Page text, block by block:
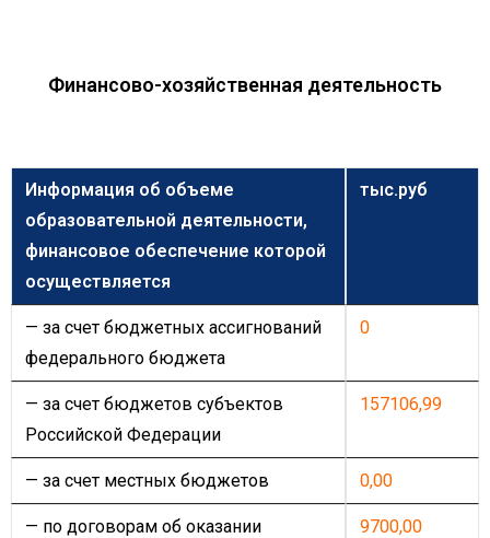
Финансово-хозяйственная деятельность
Информация об объеме
образовательной деятельности,
финансовое обеспечение которой
осуществляется
тыс.руб
— за счет бюджетных ассигнований
федерального бюджета
0
— за счет бюджетов субъектов
Российской Федерации
157106,99
— за счет местных бюджетов 0,00
— по договорам об оказании
9700,00